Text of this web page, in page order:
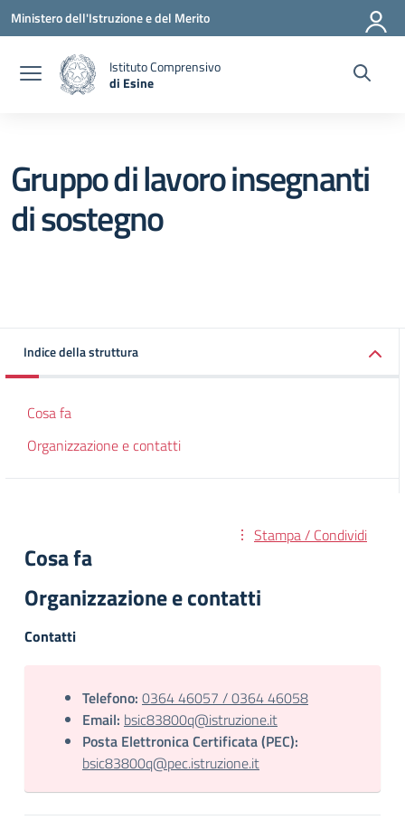
Vai ai contenuti
Vai al menu di navigazione
Vai al footer
Ministero dell'Istruzione e del Merito
Istituto Comprensivo
di Esine
Gruppo di lavoro insegnanti
di sostegno
Indice della struttura
Cosa fa
Organizzazione e contatti
Stampa / Condividi
Cosa fa
Organizzazione e contatti
Contatti
Telefono: 0364 46057 / 0364 46058
Email: bsic83800q@istruzione.it
Posta Elettronica Certificata (PEC):
bsic83800q@pec.istruzione.it